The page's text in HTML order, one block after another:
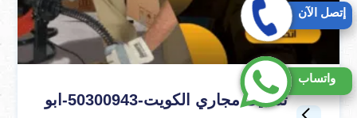
تسليك مجاري الكويت-50300943-ابو
واتساب
إتصل الآن